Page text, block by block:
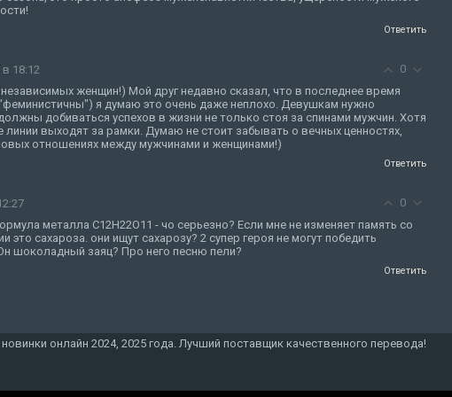
Ответить
0
в 18:12
женщин!) Мой друг недавно сказал, что в последнее время
я думаю это очень даже неплохо. Девушкам нужно
добиваться успехов в жизни не только стоя за спинами мужчин. Хотя
выходят за рамки. Думаю не стоит забывать о вечных ценностях,
отношениях между мужчинами и женщинами!)
Ответить
0
металла C12H22O11 - чо серьезно? Если мне не изменяет память со
это сахароза. они ищут сахарозу? 2 супер героя не могут победить
шоколадный заяц? Про него песню пели?
Ответить
онлайн 2024, 2025 года. Лучший поставщик качественного перевода!